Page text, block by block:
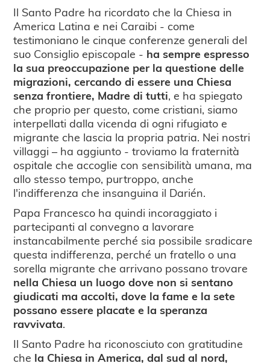
Il Santo Padre ha ricordato che la Chiesa in
America Latina e nei Caraibi - come
testimoniano le cinque conferenze generali del
suo Consiglio episcopale - ha sempre espresso
la sua preoccupazione per la questione delle
migrazioni, cercando di essere una Chiesa
senza frontiere, Madre di tutti, e ha spiegato
che proprio per questo, come cristiani, siamo
interpellati dalla vicenda di ogni rifugiato e
migrante che lascia la propria patria. Nei nostri
villaggi – ha aggiunto - troviamo la fraternità
ospitale che accoglie con sensibilità umana, ma
allo stesso tempo, purtroppo, anche
l'indifferenza che insanguina il Darién.
Papa Francesco ha quindi incoraggiato i
partecipanti al convegno a lavorare
instancabilmente perché sia possibile sradicare
questa indifferenza, perché un fratello o una
sorella migrante che arrivano possano trovare
nella Chiesa un luogo dove non si sentano
giudicati ma accolti, dove la fame e la sete
possano essere placate e la speranza
ravvivata.
Il Santo Padre ha riconosciuto con gratitudine
che la Chiesa in America, dal sud al nord,